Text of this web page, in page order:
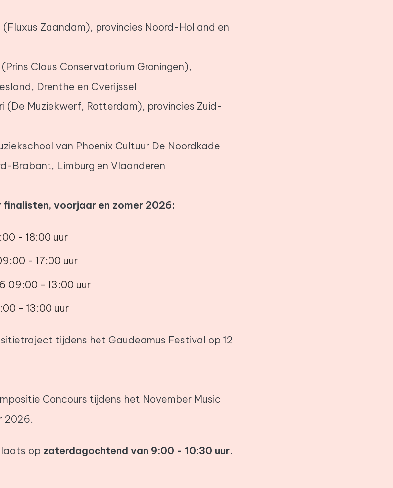
(Fluxus Zaandam), provincies Noord-Holland en
Claus Conservatorium Groningen),
Drenthe en Overijssel
(De Muziekwerf, Rotterdam), provincies Zuid-
van Phoenix Cultuur De Noordkade
Brabant, Limburg en Vlaanderen
voorjaar en zomer 2026:
- 18:00 uur
- 17:00 uur
09:00 - 13:00 uur
- 13:00 uur
tijdens het Gaudeamus Festival op 12
Concours tijdens het November Music
2026.
op zaterdagochtend van 9:00 - 10:30 uur.